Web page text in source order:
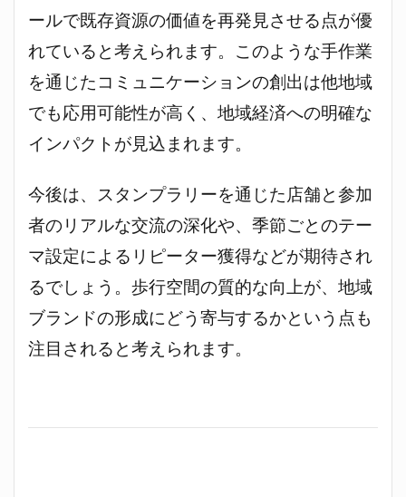
ールで既存資源の価値を再発見させる点が優
れていると考えられます。このような手作業
を通じたコミュニケーションの創出は他地域
でも応用可能性が高く、地域経済への明確な
インパクトが見込まれます。
今後は、スタンプラリーを通じた店舗と参加
者のリアルな交流の深化や、季節ごとのテー
マ設定によるリピーター獲得などが期待され
るでしょう。歩行空間の質的な向上が、地域
ブランドの形成にどう寄与するかという点も
注目されると考えられます。